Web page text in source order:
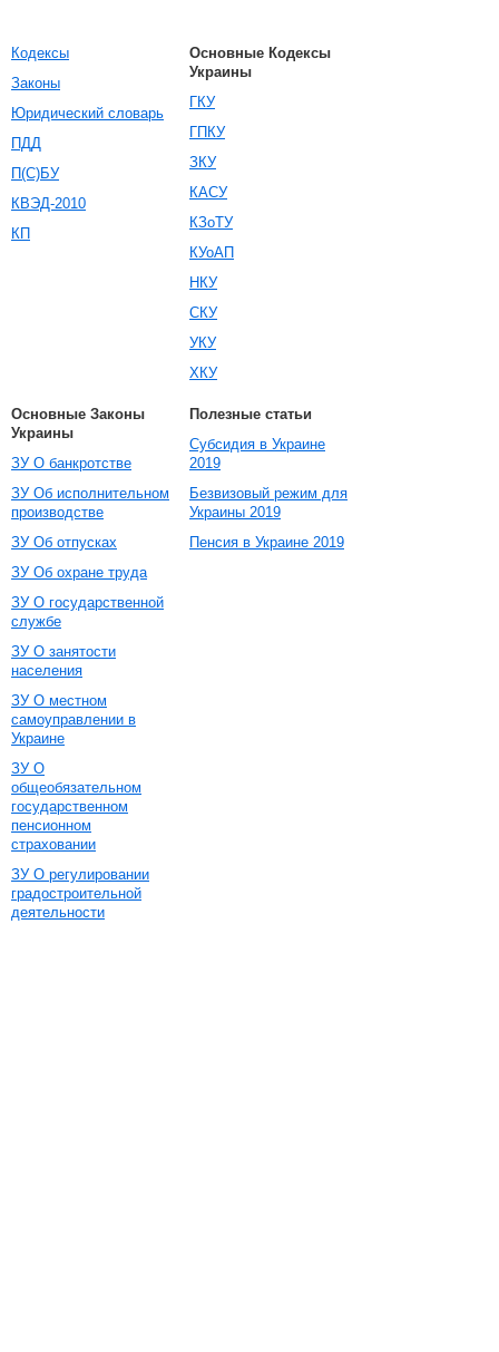
Кодексы
Законы
Юридический словарь
ПДД
П(С)БУ
КВЭД-2010
КП
Основные Кодексы
Украины
ГКУ
ГПКУ
ЗКУ
КАСУ
КЗоТУ
КУоАП
НКУ
СКУ
УКУ
ХКУ
Основные Законы
Украины
ЗУ О банкротстве
ЗУ Об исполнительном
производстве
ЗУ Об отпусках
ЗУ Об охране труда
ЗУ О государственной
службе
ЗУ О занятости
населения
ЗУ О местном
самоуправлении в
Украине
ЗУ О
общеобязательном
государственном
пенсионном
страховании
ЗУ О регулировании
градостроительной
деятельности
Полезные статьи
Субсидия в Украине
2019
Безвизовый режим для
Украины 2019
Пенсия в Украине 2019